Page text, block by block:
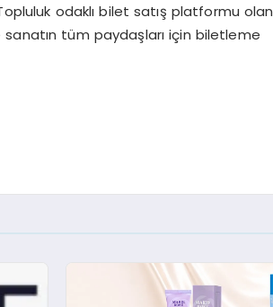
odaklı bilet satış platformu olan
tüm paydaşları için biletleme